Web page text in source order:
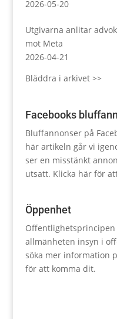
sammanslutningar
2026-05-20
Utgivarna anlitar
mot Meta
2026-04-21
Bläddra i arkivet >>
Facebooks
Bluffannonser på
här artikeln går vi
ser en misstänkt
utsatt. Klicka här för
Öppenhet
allmänheten insyn i
söka mer information
för att komma dit.